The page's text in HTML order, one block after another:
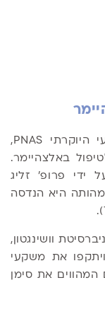
המחקר, שהתפרסם בכתב העת המדעי היוקרתי PNAS,
באלצהיימר.
ידי פרופ' זליג
היא הנדסה
וושינגטון,
את משקעי
את סימן